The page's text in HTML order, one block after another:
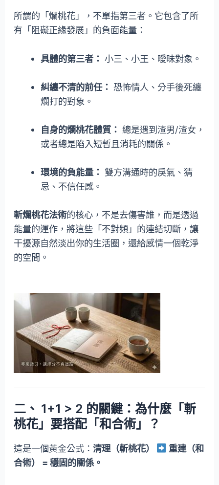
所謂的「爛桃花」，不單指第三者。它包含了所
有「阻礙正緣發展」的負面能量：
具體的第三者： 小三、小王、曖昧對象。
糾纏不清的前任： 恐怖情人、分手後死纏
爛打的對象。
自身的爛桃花體質： 總是遇到渣男/渣女，
或者總是陷入短暫且消耗的關係。
環境的負能量： 雙方溝通時的戾氣、猜
忌、不信任感。
斬爛桃花法術的核心，不是去傷害誰，而是透過
能量的運作，將這些「不對頻」的連結切斷，讓
干擾源自然淡出你的生活圈，還給感情一個乾淨
的空間。
二、 1+1 > 2 的關鍵：為什麼「斬
桃花」要搭配「和合術」？
這是一個黃金公式：清理（斬桃花）
重建（和
合術） = 穩固的關係。